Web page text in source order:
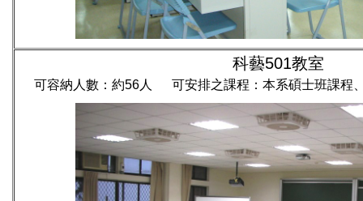
科藝501教室
可容納人數：約56人 可安排之課程：本系碩士班課程